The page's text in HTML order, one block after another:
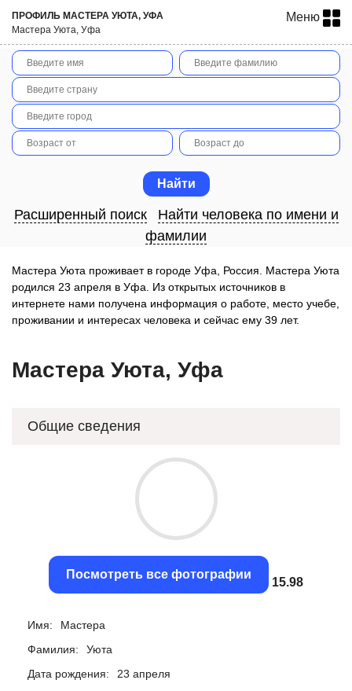
ПРОФИЛЬ МАСТЕРА УЮТА, УФА
Мастера Уюта, Уфа
Меню
Расширенный поиск
Найти человека по имени и
фамилии
Мастера Уюта проживает в городе Уфа, Россия. Мастера Уюта
родился 23 апреля в Уфа. Из открытых источников в
интернете нами получена информация о работе, место учебе,
проживании и интересах человека и сейчас ему 39 лет.
Мастера Уюта, Уфа
Общие сведения
Посмотреть все фотографии
15.69
Имя:
Мастера
Фамилия:
Уюта
Дата рождения:
23 апреля